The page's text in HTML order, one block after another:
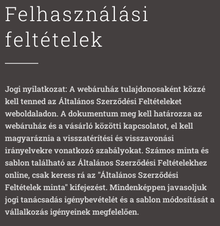
Felhasználási
feltételek
Jogi nyilatkozat: A webáruház tulajdonosaként közzé
kell tenned az Általános Szerződési Feltételeket
weboldaladon. A dokumentum meg kell határozza az
webáruház és a vásárló közötti kapcsolatot, el kell
magyaráznia a visszatérítési és visszavonási
irányelvekre vonatkozó szabályokat. Számos minta és
sablon található az Általános Szerződési Feltételekhez
online, csak keress rá az "Általános Szerződési
Feltételek minta" kifejezést. Mindenképpen javasoljuk
jogi tanácsadás igénybevételét és a sablon módosítását a
vállalkozás igényeinek megfelelően.